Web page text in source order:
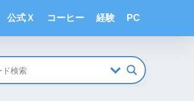
公式Ｘ コーヒー 経験 PC